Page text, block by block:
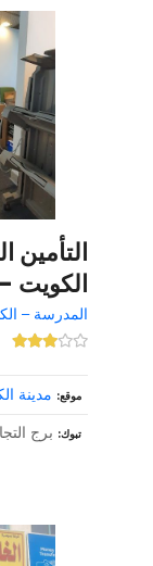
التأمين
الكويت – +965
المدرسة –
موقع مدينة
تبوك برج